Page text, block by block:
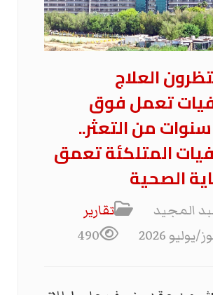
العلاج
تعمل فوق
من التعثر..
المتلكئة تعمق
الصحية
المجيد
تقارير
490